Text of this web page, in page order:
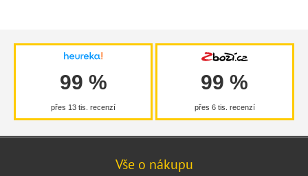
99 %
přes 13 tis. recenzí
99 %
přes 6 tis. recenzí
Vše o nákupu